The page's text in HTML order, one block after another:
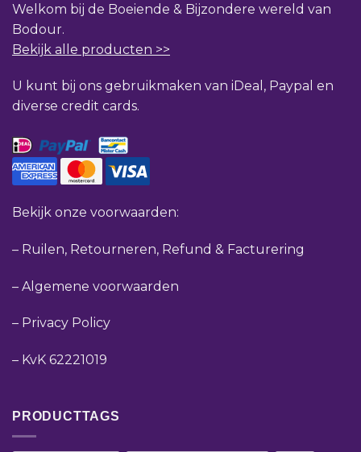
Welkom bij de Boeiende & Bijzondere wereld van
Bodour.
Bekijk alle producten >>
U kunt bij ons gebruikmaken van iDeal, Paypal en
diverse credit cards.
Bekijk onze voorwaarden:
– Ruilen, Retourneren, Refund & Facturering
– Algemene voorwaarden
– Privacy Policy
– KvK 62221019
PRODUCTTAGS